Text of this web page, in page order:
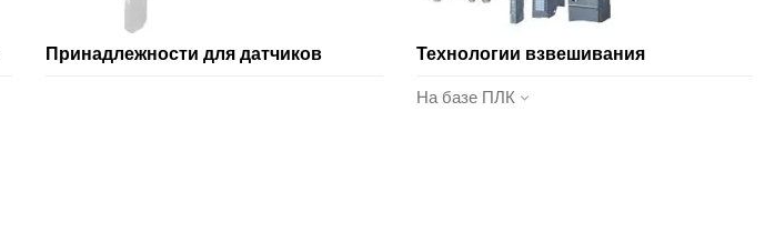
Принадлежности для датчиков Технологии взвешивания
На базе ПЛК